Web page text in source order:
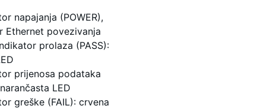
napajanja (POWER),
Ethernet povezivanja
prolaza (PASS):
prijenosa podataka
LED
greške (FAIL): crvena